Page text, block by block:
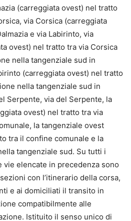
(carreggiata ovest) nel tratto
via Corsica (carreggiata
e via Labirinto, via
ovest) nel tratto tra via Corsica
nella tangenziale sud in
(carreggiata ovest) nel tratto
nella tangenziale sud in
Serpente, via del Serpente, la
ovest) nel tratto tra via
la tangenziale ovest
tra il confine comunale e la
tangenziale sud. Su tutti i
elencate in precedenza sono
con l’itinerario della corsa,
e ai domiciliati il transito in
compatibilmente alle
Istituito il senso unico di